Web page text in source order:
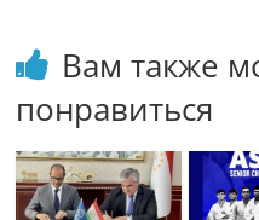
Вам также
понравиться